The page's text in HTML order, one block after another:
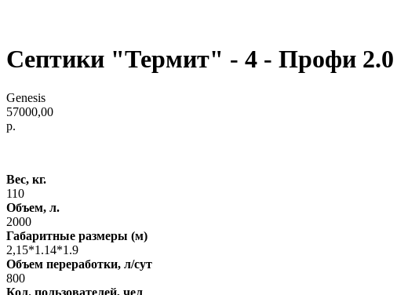
Септики "Термит" - 4 - Профи 2.0
Genesis
57000,00
р.
Вес, кг.
110
Объем, л.
2000
Габаритные размеры (м)
2,15*1.14*1.9
Объем переработки, л/сут
800
Кол. пользователей, чел